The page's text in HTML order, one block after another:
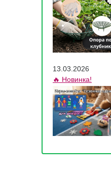
13.03.2026
🔥 Новинка!